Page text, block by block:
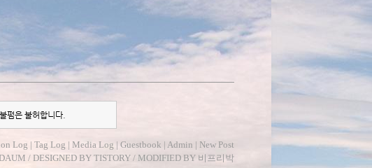
펌은 불허합니다.
Log | Tag Log | Media Log | Guestbook | Admin | New Post
/ DESIGNED BY TISTORY / MODIFIED BY 비프리박